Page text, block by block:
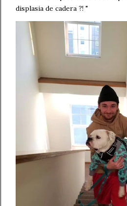
displasia de cadera ?! "